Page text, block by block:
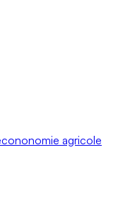
agricole